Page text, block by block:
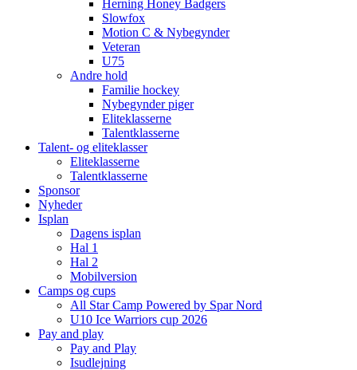
Herning Honey Badgers
Slowfox
Motion C & Nybegynder
Veteran
U75
Andre hold
Familie hockey
Nybegynder piger
Eliteklasserne
Talentklasserne
Talent- og eliteklasser
Eliteklasserne
Talentklasserne
Sponsor
Nyheder
Isplan
Dagens isplan
Hal 1
Hal 2
Mobilversion
Camps og cups
All Star Camp Powered by Spar Nord
U10 Ice Warriors cup 2026
Pay and play
Pay and Play
Isudlejning